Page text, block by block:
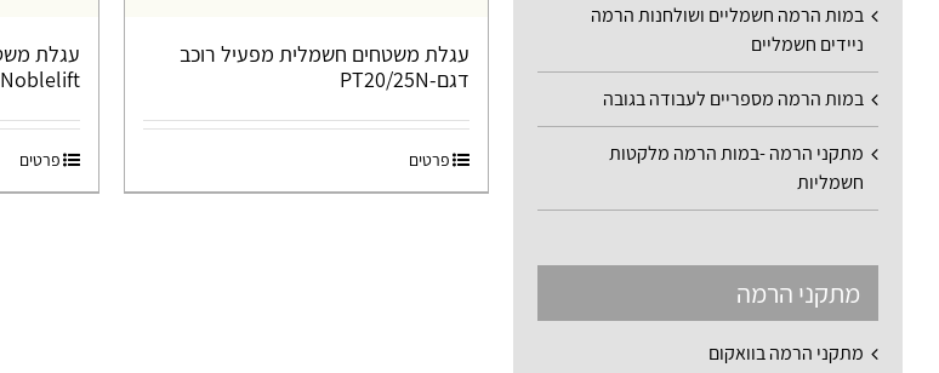
עגלת משטחים חשמלית מפעיל רוכב
דגם-PT20/25N
פרטים
Noblelift
פרטים
במות הרמה חשמליים ושולחנות הרמה
ניידים חשמליים
במות הרמה מספריים לעבודה בגובה
מתקני הרמה -במות הרמה מלקטות
חשמליות
מתקני הרמה
מתקני הרמה בוואקום